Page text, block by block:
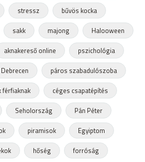
stressz
bűvös kocka
sakk majong
Halooween
aknakereső online
pszichológia
Debrecen
páros szabadulószoba
férfiaknak
céges csapatépítés
Seholország
Pán Péter
piramisok
Egyiptom
hőség
forróság